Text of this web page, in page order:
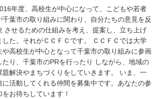
年度、高校生が中心になって、こどもや若者
千葉市の取り組みに関わり、自分たちの意見を反
させるための仕組みを考え、提案し、立ち上げ
した。それがＣＣＦＣです。 ＣＣＦＣでは大学
や高校生が中心となって千葉市の取り組みに参画
たり、千葉市のPRを行ったり しながら、地域の
題解決やまちづくりをしていきます。 いま、一
に活動してくれる仲間を募集中です。あなたの参
をお待ちしています！